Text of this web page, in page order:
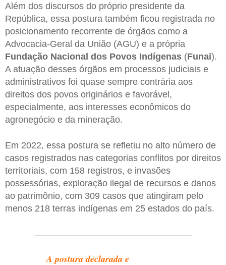
Além dos discursos do próprio presidente da
República, essa postura também ficou registrada no
posicionamento recorrente de órgãos como a
Advocacia-Geral da União (AGU) e a própria
Fundação Nacional dos Povos Indígenas (Funai).
A atuação desses órgãos em processos judiciais e
administrativos foi quase sempre contrária aos
direitos dos povos originários e favorável,
especialmente, aos interesses econômicos do
agronegócio e da mineração.
Em 2022, essa postura se refletiu no alto número de
casos registrados nas categorias conflitos por direitos
territoriais, com 158 registros, e invasões
possessórias, exploração ilegal de recursos e danos
ao patrimônio, com 309 casos que atingiram pelo
menos 218 terras indígenas em 25 estados do país.
A postura declarada e